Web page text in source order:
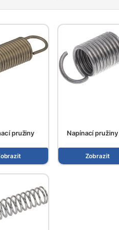
pružiny Napínací pružiny
Zobrazit